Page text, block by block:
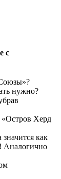
с
нужно?
«Остров Херд
как
Аналогично